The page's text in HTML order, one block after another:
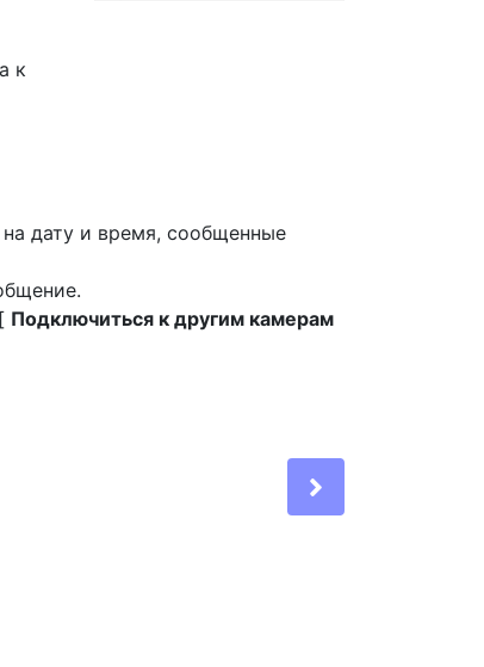
к
дату и время, сообщенные
Подключиться к другим камерам